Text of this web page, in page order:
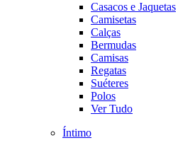
Casacos e Jaquetas
Camisetas
Calças
Bermudas
Camisas
Regatas
Suéteres
Polos
Ver Tudo
Íntimo